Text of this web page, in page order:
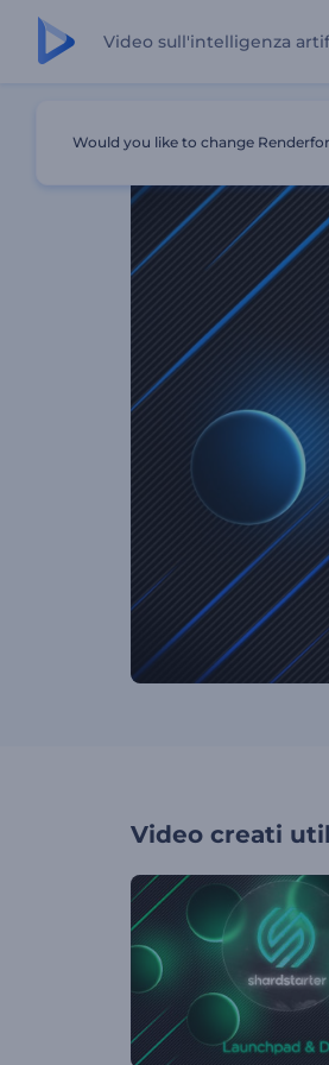
Video sull'intelligenza
Video creati
Would you like to change